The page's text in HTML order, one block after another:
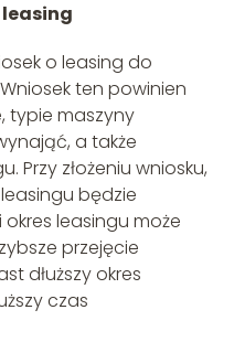
leasing
o leasing do
ten powinien
typie maszyny
a także
Przy złożeniu wniosku,
będzie
leasingu może
przejęcie
dłuższy okres
czas